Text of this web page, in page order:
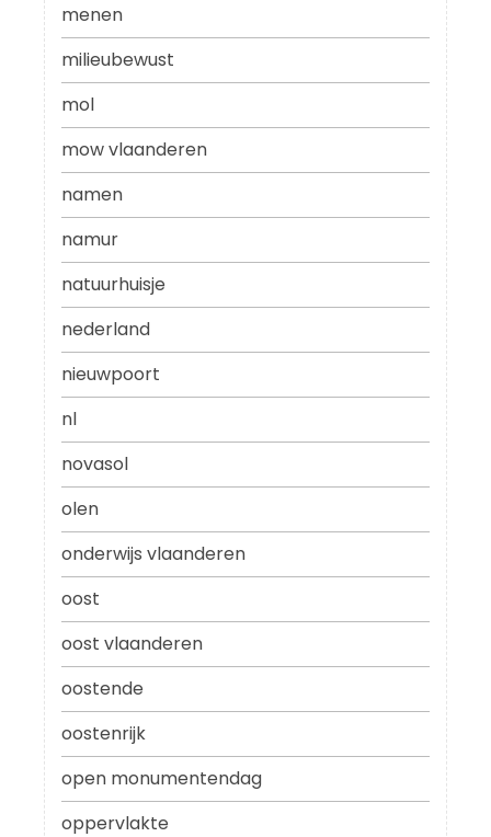
menen
milieubewust
mol
mow vlaanderen
namen
namur
natuurhuisje
nederland
nieuwpoort
nl
novasol
olen
onderwijs vlaanderen
oost
oost vlaanderen
oostende
oostenrijk
open monumentendag
oppervlakte